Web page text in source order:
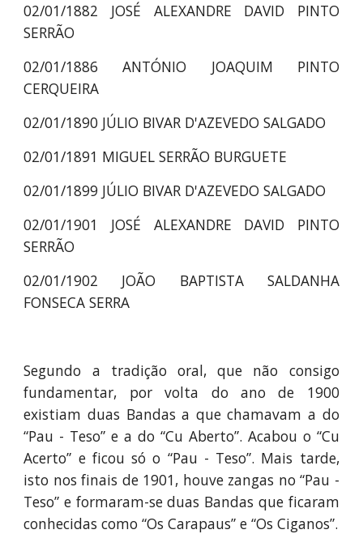
02/01/1882 JOSÉ ALEXANDRE DAVID PINTO
SERRÃO
02/01/1886 ANTÓNIO JOAQUIM PINTO
CERQUEIRA
02/01/1890 JÚLIO BIVAR D'AZEVEDO SALGADO
02/01/1891 MIGUEL SERRÃO BURGUETE
02/01/1899 JÚLIO BIVAR D'AZEVEDO SALGADO
02/01/1901 JOSÉ ALEXANDRE DAVID PINTO
SERRÃO
02/01/1902 JOÃO BAPTISTA SALDANHA
FONSECA SERRA
Segundo a tradição oral, que não consigo
fundamentar, por volta do ano de 1900
existiam duas Bandas a que chamavam a do
“Pau - Teso” e a do “Cu Aberto”. Acabou o “Cu
Acerto” e ficou só o “Pau - Teso”. Mais tarde,
isto nos finais de 1901, houve zangas no “Pau -
Teso” e formaram-se duas Bandas que ficaram
conhecidas como “Os Carapaus” e “Os Ciganos”.